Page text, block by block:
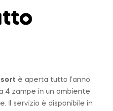
è aperta tutto l’anno
4 zampe in un ambiente
Il servizio è disponibile in